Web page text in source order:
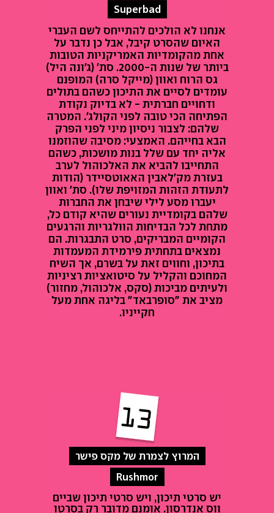
Superbad
אנחנו לא הולכים להתייחס לשם העברי
האיום שהסרט קיבל, אבל כן נדבר על
אחת מהקומדיות האמריקניות הטובות
ביותר של שנות ה-2000. סת' (ג'ונה היל)
גס הרוח ואוון (מייקל סרה) המופנם
עומדים לסיים את התיכון כשהם בתולים
ודחויים חברתית - לא בדיוק נקודת
הפתיחה הכי טובה לפני הקולג'. המטרה
שלהם: לצבור ניסיון מיני לפני הפרק
הבא בחייהם. האמצעי: מסיבה שהוזמנו
אליה יחד עם שלל בנות מושכות, כשהם
התחייבו להביא את האלכוהול לערב
בעזרת מק'לאבין האאוטסיידר (הודות
לתעודת הזהות המזויפת שלו). סת' ואוון
יעברו מסע לילי שיבחן את החברות
שלהם בקומדיית נעורים שהיא קודם כל,
מתחת לכל הבדיחות הוולגריות והרגעים
הקומיים המבריקים, סרט התבגרות. הם
נמצאים בתחתית פירמידת המעמדות
בתיכון, וחווים זאת על בשרם, אך השיח
המחוכם והקליל על סיטואציות רציניות
ולעיתים מביכות (סקס, אלכוהול, מחזור)
מציב את "סופרבאד" בליגה אחת מעל
חקייניו.
המרוץ לצמרת של מקס פישר
Rushmor
יש סרטי תיכון, ויש סרטי תיכון שביים
ווס אנדרסון. אומנם מדובר רק בסרטו